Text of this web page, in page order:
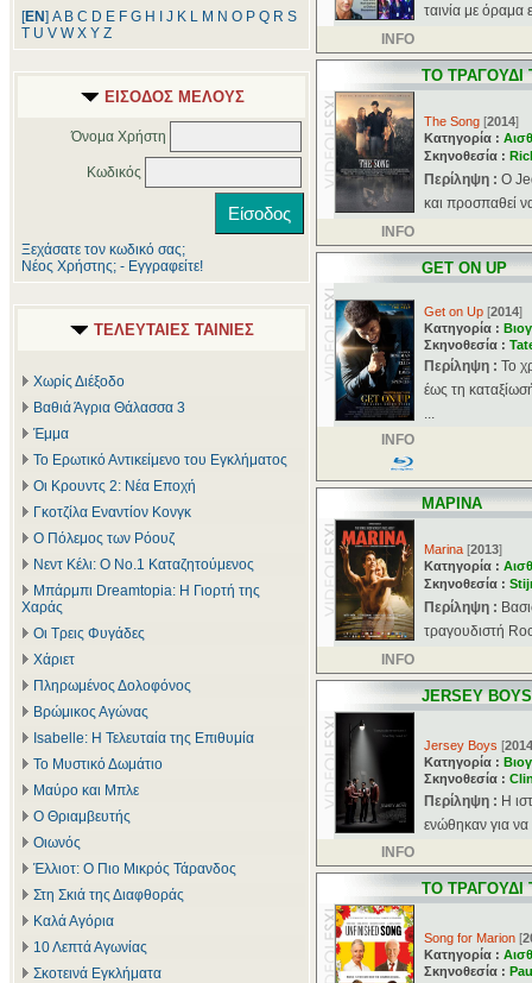
[ΕΝ] A B C D E F G H J K L M N O P Q R S
T U V W X Y Z
ΕΙΣΟΔΟΣ ΜΕΛΟΥΣ
Όνομα Χρήστη
Κωδικός
Ξεχάσατε τον κωδικό σας;
Νέος Χρήστης; - Εγγραφείτε!
ΤΕΛΕΥΤΑΙΕΣ ΤΑΙΝΙΕΣ
Χωρίς Διέξοδο
Βαθιά Άγρια Θάλασσα 3
Έμμα
Το Ερωτικό Αντικείμενο του Εγκλήματος
Οι Κρουντς 2: Νέα Εποχή
Γκοτζίλα Εναντίον Κονγκ
Ο Πόλεμος των Ρόουζ
Νεντ Κέλι: Ο Νο.1 Καταζητούμενος
Μπάρμπι Dreamtopia: Η Γιορτή της
Χαράς
Οι Τρεις Φυγάδες
Χάριετ
Πληρωμένος Δολοφόνος
Βρώμικος Αγώνας
Isabelle: Η Τελευταία της Επιθυμία
Το Μυστικό Δωμάτιο
Μαύρο και Μπλε
Ο Θριαμβευτής
Οιωνός
Έλλιοτ: Ο Πιο Μικρός Τάρανδος
Στη Σκιά της Διαφθοράς
Καλά Αγόρια
10 Λεπτά Αγωνίας
Σκοτεινά Εγκλήματα
ταινία με
INFO
ΤΟ ΤΡΑΓΟΥΔΙ
The Song [2014]
Κατηγορία :
Σκηνοθεσία :
Περίληψη : Ο
και προσπαθεί
INFO
GET ON UP
Get on Up [2014]
Κατηγορία :
Σκηνοθεσία :
Περίληψη : Το
έως τη
...
INFO
ΜΑΡΙΝΑ
Marina [2013]
Κατηγορία :
Σκηνοθεσία :
Περίληψη :
τραγουδιστή
INFO
JERSEY BOYS
Jersey Boys [2014
Κατηγορία :
Σκηνοθεσία :
Περίληψη : Η
ενώθηκαν για
INFO
ΤΟ ΤΡΑΓΟΥΔΙ
Song for Marion [
Κατηγορία :
Σκηνοθεσία :